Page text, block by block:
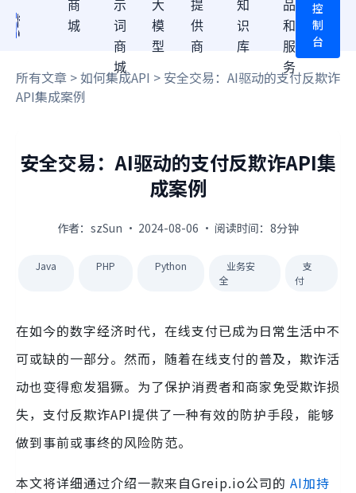
商
城
示
词
商
城
大
模
型
提
供
商
知
识
库
品
和
服
务
控
制
台
所有文章 >如何集成API > 安全交易：AI驱动的支付反欺诈
API集成案例
安全交易：AI驱动的支付反欺诈API集
成案例
作者：szSun · 2024-08-06 · 阅读时间：8分钟
Java PHP Python
业务安
全
支
付
在如今的数字经济时代，在线支付已成为日常生活中不
可或缺的一部分。然而，随着在线支付的普及，欺诈活
动也变得愈发猖獗。为了保护消费者和商家免受欺诈损
失，支付反欺诈API提供了一种有效的防护手段，能够
做到事前或事终的风险防范。
本文将详细通过介绍一款来自Greip.io公司的 AI加持